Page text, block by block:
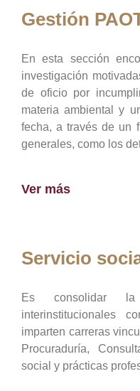
Gestión
En esta sección
investigación
de oficio por
materia ambiental y
fecha, a través de un
generales, como los
Ver más
Servicio
Es consolidar
interinstitucionales
imparten carreras
Procuraduría,
social y prácticas